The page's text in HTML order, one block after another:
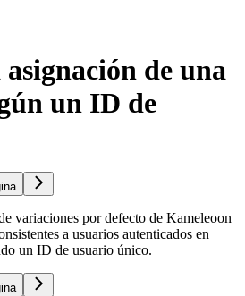
de una
un ID de
variaciones por defecto de Kameleoon
a usuarios autenticados en
un ID de usuario único.